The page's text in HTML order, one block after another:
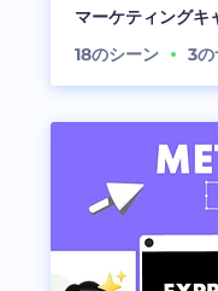
マーケティングキ
18のシーン 3の